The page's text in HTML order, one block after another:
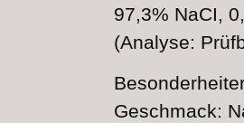
97,3% NaCI,
(Analyse:
Geschmack: